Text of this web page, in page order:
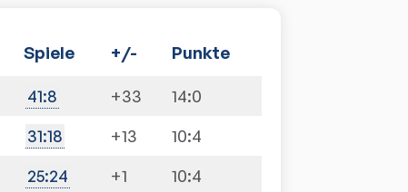
Spiele +/- Punkte
41:8 +33
14:0
31:18 +13
10:4
25:24 +1
10:4